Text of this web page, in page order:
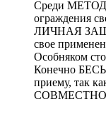
Среди
ограждения
ЛИЧНАЯ
свое
Особняком
Конечно
приему, так
СОВМЕСТНО